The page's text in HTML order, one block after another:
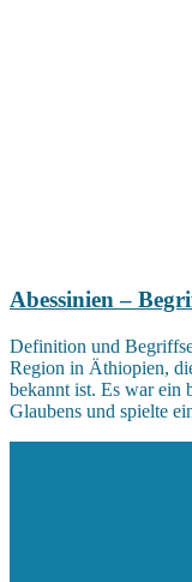
Abessinien –
Definition und
Region in Äthiopien,
bekannt ist. Es war ein
Glaubens und spielte